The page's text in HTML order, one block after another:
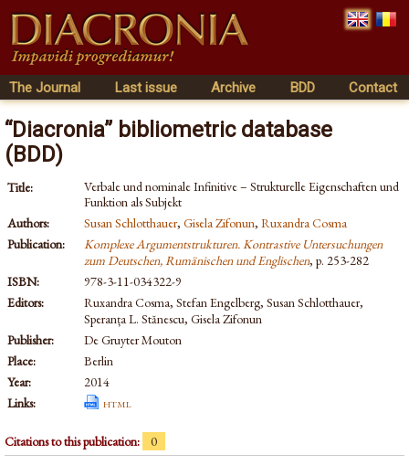
The Journal Last issue Archive BDD Contact
“Diacronia” bibliometric database
(BDD)
Title:
Verbale und nominale Infinitive – Strukturelle Eigenschaften und
Funktion als Subjekt
Authors:
Susan Schlotthauer, Gisela Zifonun, Ruxandra Cosma
Publication:
Komplexe Argumentstrukturen. Kontrastive Untersuchungen
zum Deutschen, Rumänischen und Englischen, p. 253-282
ISBN:
978-3-11-034322-9
Editors:
Ruxandra Cosma, Stefan Engelberg, Susan Schlotthauer,
Speranța L. Stănescu, Gisela Zifonun
Publisher:
De Gruyter Mouton
Place:
Berlin
Year:
2014
Links:
html
Citations to this publication: 0